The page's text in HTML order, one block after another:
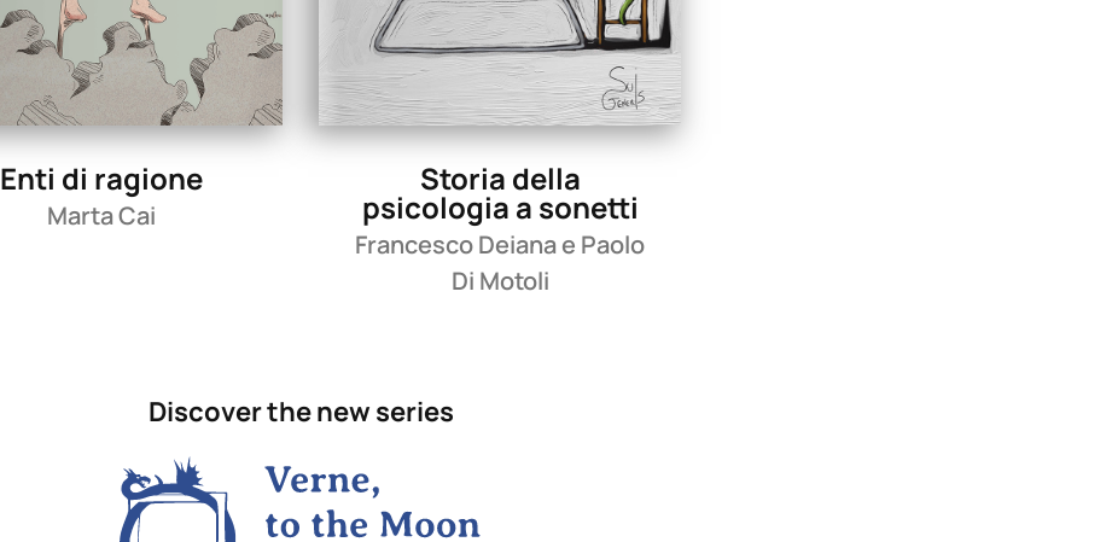
Enti di ragione
Marta Cai
Storia della
psicologia a sonetti
Francesco Deiana e Paolo
Di Motoli
Discover the new series